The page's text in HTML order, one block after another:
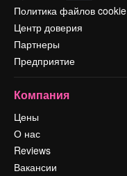
Политика файлов cookie
Центр доверия
Партнеры
Предприятие
Компания
Цены
О нас
Reviews
Вакансии